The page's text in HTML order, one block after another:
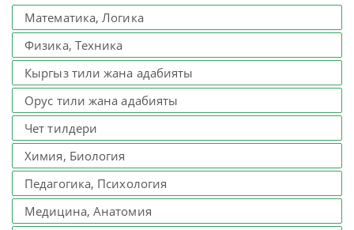
Математика, Логика
Физика, Техника
Кыргыз тили жана адабияты
Орус тили жана адабияты
Чет тилдери
Химия, Биология
Педагогика, Психология
Медицина, Анатомия